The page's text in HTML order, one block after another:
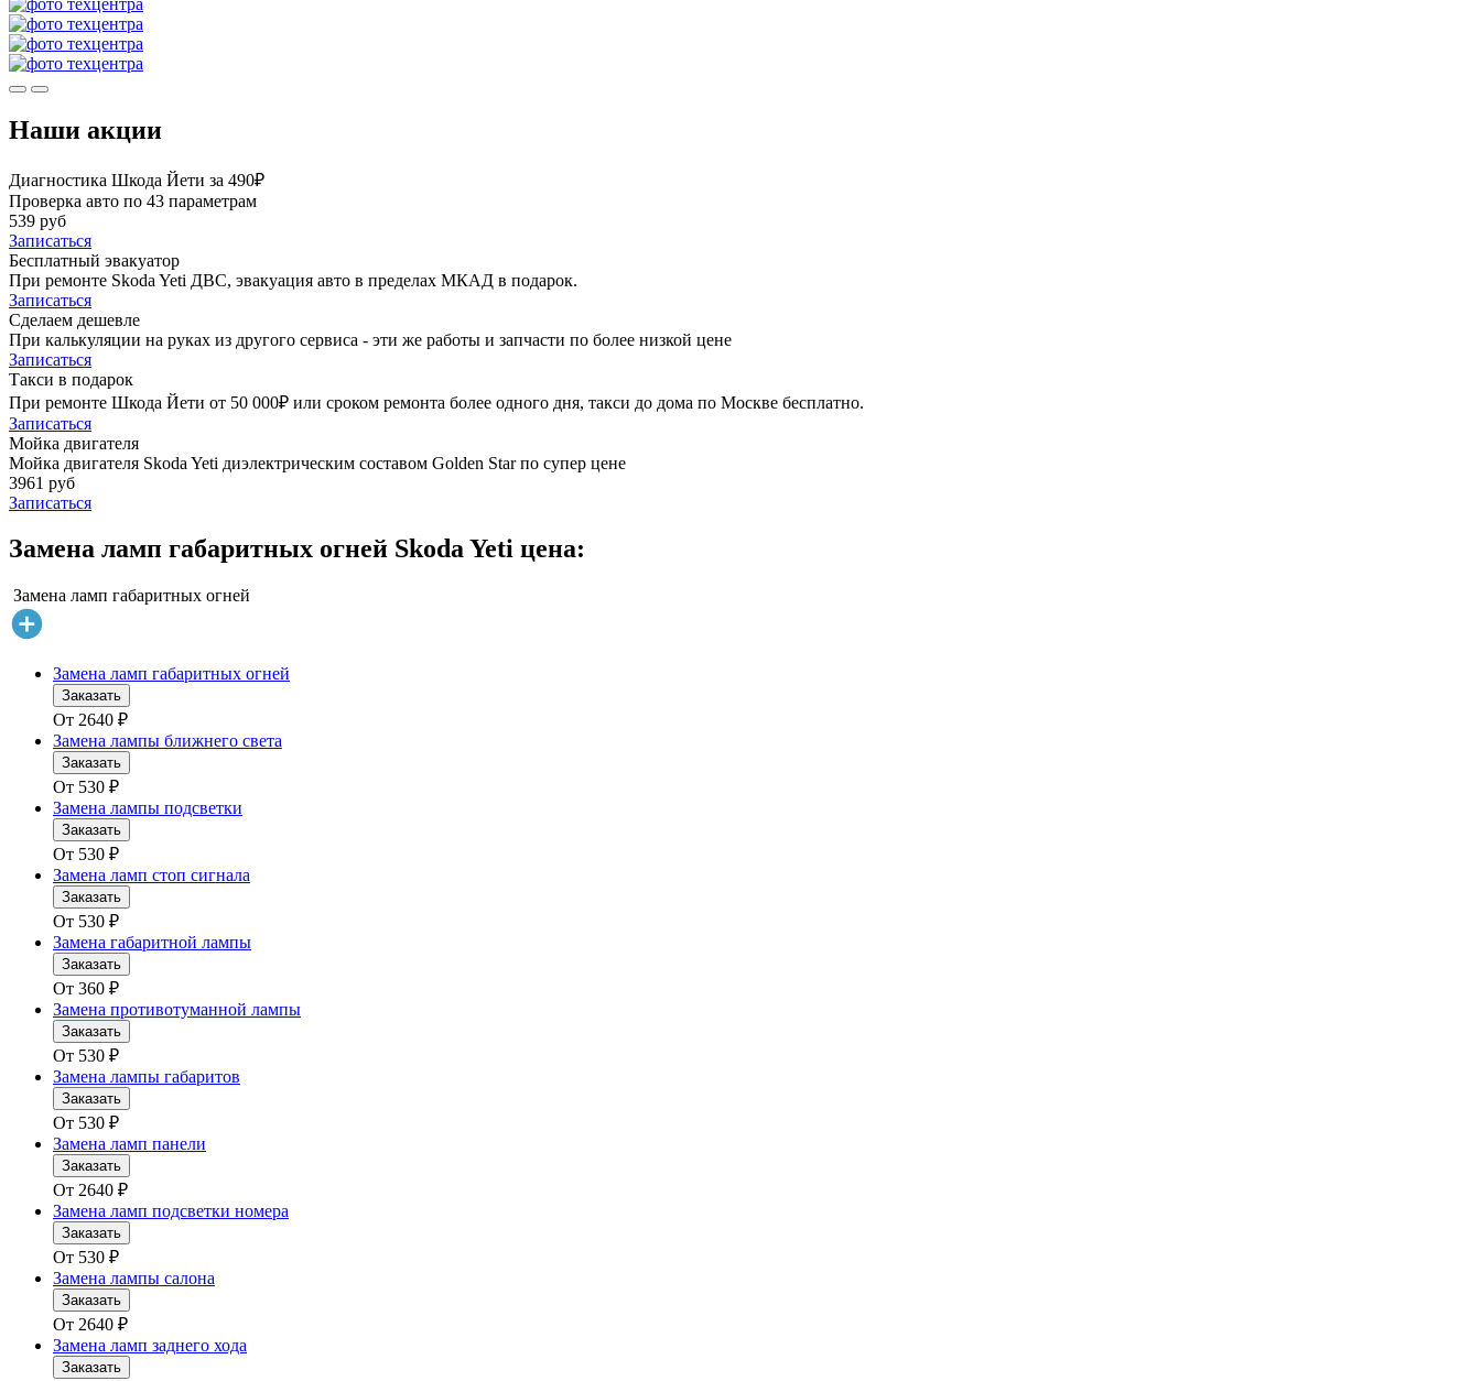
Наши акции
Диагностика Шкода Йети за 490₽
Проверка авто по 43 параметрам
539 руб
Записаться
Бесплатный эвакуатор
При ремонте Skoda Yeti ДВС, эвакуация авто в пределах МКАД в подарок.
Записаться
Сделаем дешевле
При калькуляции на руках из другого сервиса - эти же работы и запчасти по более низкой цене
Записаться
Такси в подарок
При ремонте Шкода Йети от 50 000₽ или сроком ремонта более одного дня, такси до дома по Москве бесплатно.
Записаться
Мойка двигателя
Мойка двигателя Skoda Yeti диэлектрическим составом Golden Star по супер цене
3961 руб
Записаться
Замена ламп габаритных огней Skoda Yeti цена:
Замена ламп габаритных огней
Замена ламп габаритных огней
Заказать
От 2640 ₽
Замена лампы ближнего света
Заказать
От 530 ₽
Замена лампы подсветки
Заказать
От 530 ₽
Замена ламп стоп сигнала
Заказать
От 530 ₽
Замена габаритной лампы
Заказать
От 360 ₽
Замена противотуманной лампы
Заказать
От 530 ₽
Замена лампы габаритов
Заказать
От 530 ₽
Замена ламп панели
Заказать
От 2640 ₽
Замена ламп подсветки номера
Заказать
От 530 ₽
Замена лампы салона
Заказать
От 2640 ₽
Замена ламп заднего хода
Заказать